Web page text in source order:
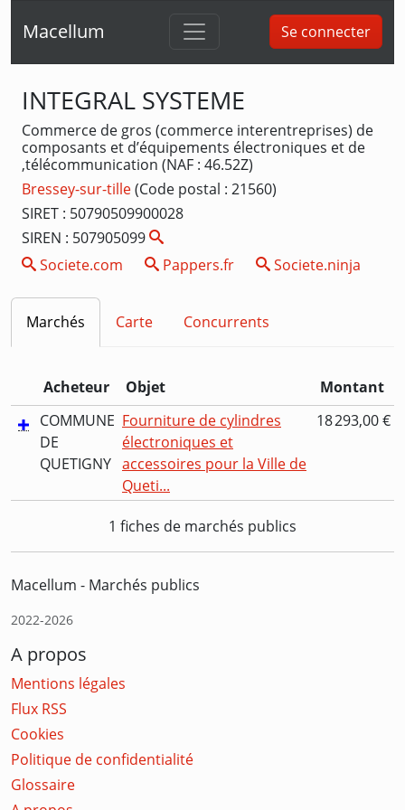
Macellum Se connecter
INTEGRAL SYSTEME
Commerce de gros (commerce interentreprises) de
composants et d’équipements électroniques et de
,télécommunication (NAF : 46.52Z)
Bressey-sur-tille(Code postal : 21560)
SIRET : 50790509900028
SIREN : 507905099
Societe.com
Pappers.fr Societe.ninja
Marchés Carte Concurrents
Acheteur Objet
Montant
COMMUNE
DE
QUETIGNY
Fourniture de cylindres
électroniques et
accessoires pour la Ville de
Queti...
18 293,00 €
1 fiches de marchés publics
Macellum - Marchés publics
2022-2026
A propos
Mentions légales
Flux RSS
Cookies
Politique de confidentialité
Glossaire